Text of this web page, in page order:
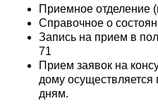
Приемное отделение
Справочное о
Запись на прием в
71
Прием заявок на
дому осуществляется
дням.